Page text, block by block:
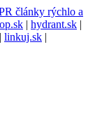
články rýchlo a
| hydrant.sk |
linkuj.sk |